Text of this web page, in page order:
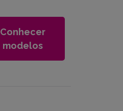
Conhecer
modelos